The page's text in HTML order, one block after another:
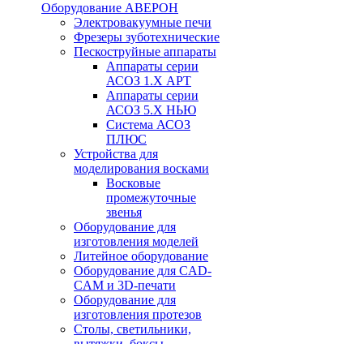
Оборудование АВЕРОН
Электровакуумные печи
Фрезеры зуботехнические
Пескоструйные аппараты
Аппараты серии
АСОЗ 1.Х АРТ
Аппараты серии
АСОЗ 5.Х НЬЮ
Система АСОЗ
ПЛЮС
Устройства для
моделирования восками
Восковые
промежуточные
звенья
Оборудование для
изготовления моделей
Литейное оборудование
Оборудование для CAD-
CAM и 3D-печати
Оборудование для
изготовления протезов
Cтолы, светильники,